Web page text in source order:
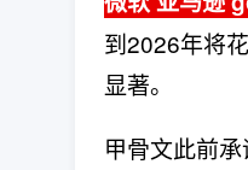
到2026年将
显著。
甲骨文此前